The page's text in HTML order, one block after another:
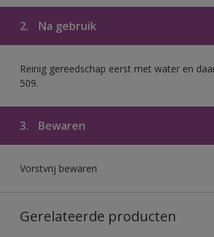
2. Na gebruik
Reinig gereedschap eerst met water en
509.
3. Bewaren
Vorstvrij bewaren
Gerelateerde producten